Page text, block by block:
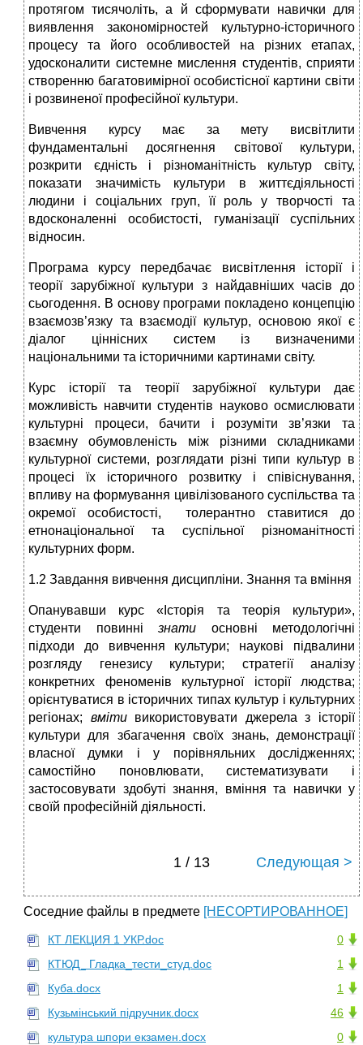
протягом тисячоліть, а й сформувати навички для
виявлення закономірностей культурно-історичного
процесу та його особливостей на різних етапах,
удосконалити системне мислення студентів, сприяти
створенню багатовимірної особистісної картини світи
і розвиненої професійної культури.
Вивчення курсу має за мету висвітлити
фундаментальні досягнення світової культури,
розкрити єдність і різноманітність культур світу,
показати значимість культури в життєдіяльності
людини і соціальних груп, її роль у творчості та
вдосконаленні особистості, гуманізації суспільних
відносин.
Програма курсу передбачає висвітлення історії і
теорії зарубіжної культури з найдавніших часів до
сьогодення. В основу програми покладено концепцію
взаємозв’язку та взаємодії культур, основою якої є
діалог ціннісних систем із визначеними
національними та історичними картинами світу.
Курс історії та теорії зарубіжної культури дає
можливість навчити студентів науково осмислювати
культурні процеси, бачити і розуміти зв’язки та
взаємну обумовленість між різними складниками
культурної системи, розглядати різні типи культур в
процесі їх історичного розвитку і співіснування,
впливу на формування цивілізованого суспільства та
окремої особистості, толерантно ставитися до
етнонаціональної та суспільної різноманітності
культурних форм.
1.2 Завдання вивчення дисципліни. Знання та вміння
Опанувавши курс «Історія та теорія культури»,
студенти повинні знати основні методологічні
підходи до вивчення культури; наукові підвалини
розгляду генезису культури; стратегії аналізу
конкретних феноменів культурної історії людства;
орієнтуватися в історичних типах культур і культурних
регіонах; вмітивикористовувати джерела з історії
культури для збагачення своїх знань, демонстрації
власної думки і у порівняльних дослідженнях;
самостійно поновлювати, систематизувати і
застосовувати здобуті знання, вміння та навички у
своїй професійній діяльності.
1 / 13 Следующая >
Соседние файлы в предмете [НЕСОРТИРОВАННОЕ]
0
КТ ЛЕКЦИЯ 1 УКР.doc
1
КТЮД_ Гладка_тести_студ.doc
1
Куба.docx
46
Кузьмінський підручник.docx
0
культура шпори екзамен.docx